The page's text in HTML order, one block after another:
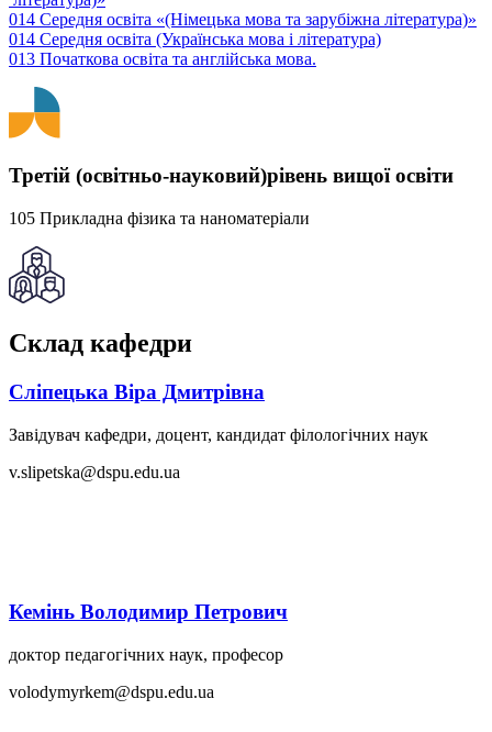
014 Середня освіта «(Німецька мова та зарубіжна література)»
014 Середня освіта (Українська мова і література)
013 Початкова освіта та англійська мова.
Третій (освітньо-науковий)рівень вищої освіти
105 Прикладна фізика та наноматеріали
Склад кафедри
Сліпецька Віра Дмитрівна
Завідувач кафедри, доцент, кандидат філологічних наук
v.slipetska@dspu.edu.ua
Кемінь Володимир Петрович
доктор педагогічних наук, професор
volodymyrkem@dspu.edu.ua